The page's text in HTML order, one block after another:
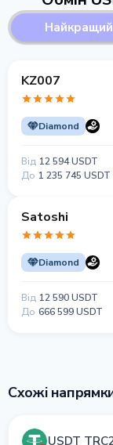
KZ007
Diamond
Від 12 594 USDT
До 1 235 745 USDT
Satoshi
Diamond
Від 12 590 USDT
До 666 599 USDT
Схожі
USDT